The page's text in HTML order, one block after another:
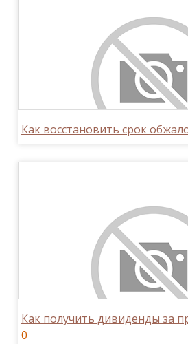
Как восстановить срок
Как получить дивиденды за
0